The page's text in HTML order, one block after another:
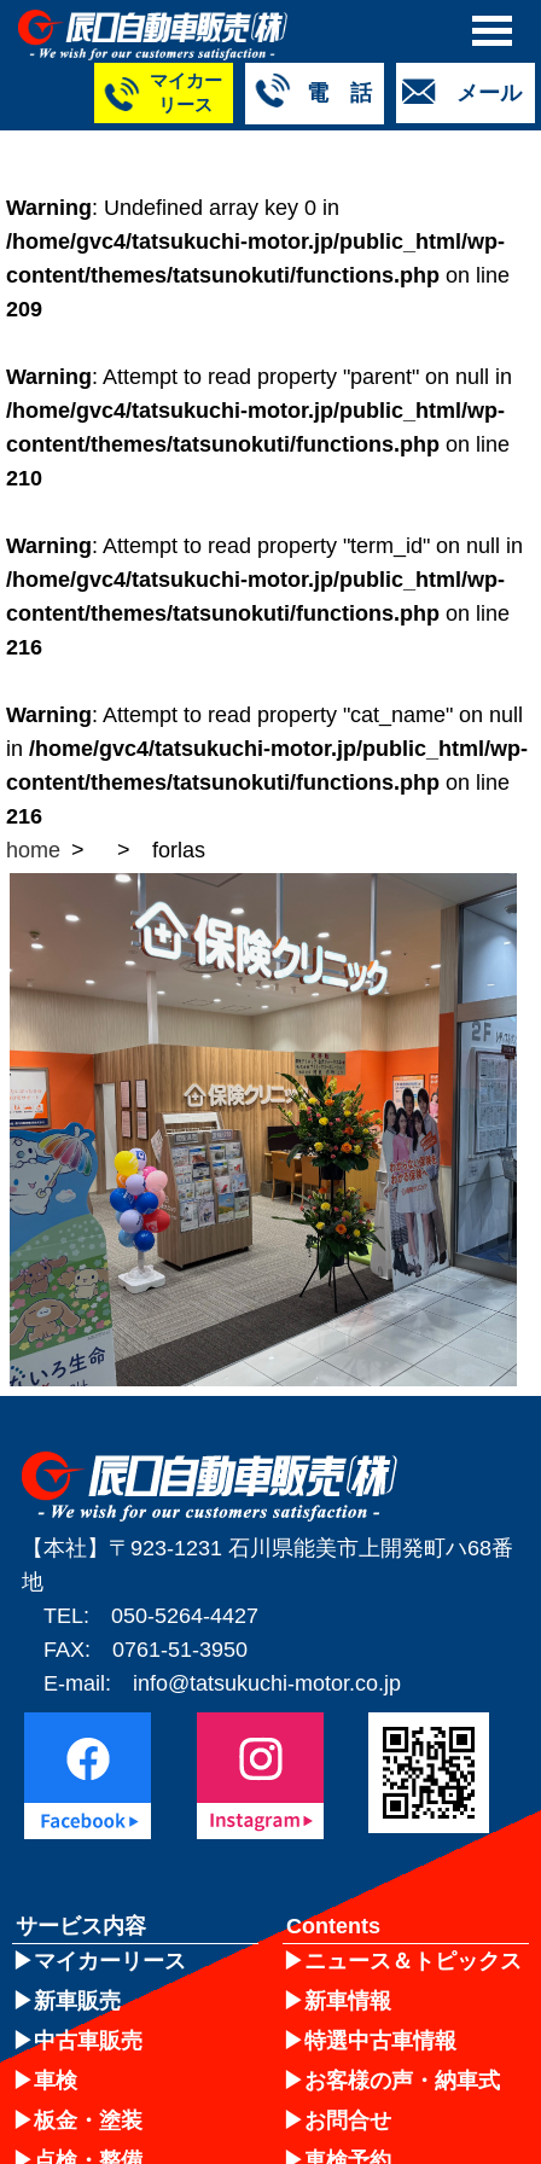
メール
電 話
4427
050-5268-
8009
2318
0024
2424
4430
マイカー
リース
Warning: Undefined array key 0 in
/home/gvc4/tatsukuchi-motor.jp/public_html/wp-
content/themes/tatsunokuti/functions.php on line
209
Warning: Attempt to read property "parent" on null in
/home/gvc4/tatsukuchi-motor.jp/public_html/wp-
content/themes/tatsunokuti/functions.php on line
210
Warning: Attempt to read property "term_id" on null in
/home/gvc4/tatsukuchi-motor.jp/public_html/wp-
content/themes/tatsunokuti/functions.php on line
216
Warning: Attempt to read property "cat_name" on null
in /home/gvc4/tatsukuchi-motor.jp/public_html/wp-
content/themes/tatsunokuti/functions.php on line
216
home
forlas
【本社】〒923-1231 石川県能美市上開発町ハ68番
地
TEL: 050-5264-4427
FAX: 0761-51-3950
E-mail: info@tatsukuchi-motor.co.jp
サービス内容
マイカーリース
新車販売
中古車販売
車検
板金・塗装
Contents
ニュース＆トピックス
新車情報
特選中古車情報
お客様の声・納車式
お問合せ